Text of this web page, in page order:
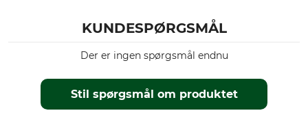
KUNDESPØRGSMÅL
Stil spørgsmål om produktet
Der er ingen spørgsmål endnu